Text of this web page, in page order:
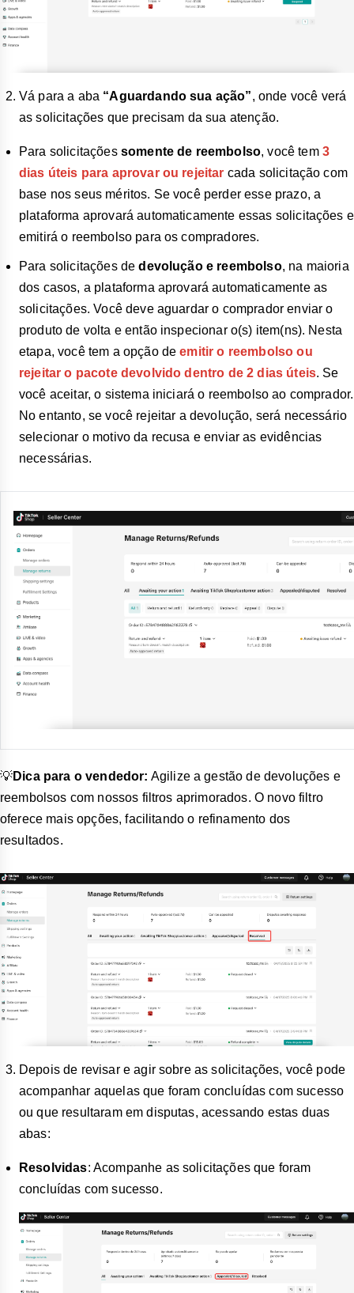
Vá para a aba “Aguardando sua ação”, onde você verá
as solicitações que precisam da sua atenção.
Para solicitações somente de reembolso, você tem 3
dias úteis para aprovar ou rejeitar cada solicitação com
base nos seus méritos. Se você perder esse prazo, a
plataforma aprovará automaticamente essas solicitações e
emitirá o reembolso para os compradores.
Para solicitações dedevolução e reembolso, na maioria
dos casos, a plataforma aprovará automaticamente as
solicitações. Você deve aguardar o comprador enviar o
produto de volta e então inspecionar o(s) item(ns). Nesta
etapa, você tem a opção deemitir o reembolso ou
rejeitar o pacote devolvido dentro de 2 dias úteis. Se
você aceitar, o sistema iniciará o reembolso ao comprador.
No entanto, se você rejeitar a devolução, será necessário
selecionar o motivo da recusa e enviar as evidências
necessárias.
💡Dica para o vendedor: Agilize a gestão de devoluções e
reembolsos com nossos filtros aprimorados. O novo filtro
oferece mais opções, facilitando o refinamento dos
resultados.
Depois de revisar e agir sobre as solicitações, você pode
acompanhar aquelas que foram concluídas com sucesso
ou que resultaram em disputas, acessando estas duas
abas:
Resolvidas: Acompanhe as solicitações que foram
concluídas com sucesso.